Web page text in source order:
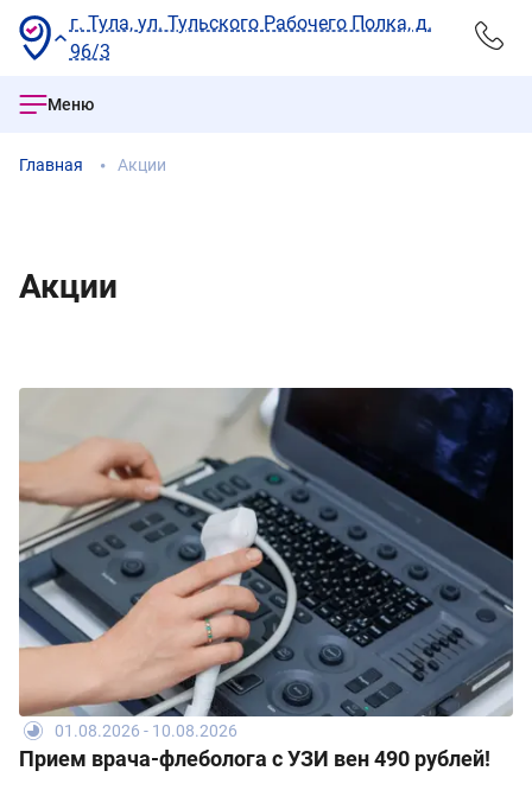
г. Тула, ул. Тульского Рабочего Полка, д.
96/3
Меню
Главная Акции
Акции
01.08.2026 - 10.08.2026
Прием врача-флеболога с УЗИ вен 490 рублей!